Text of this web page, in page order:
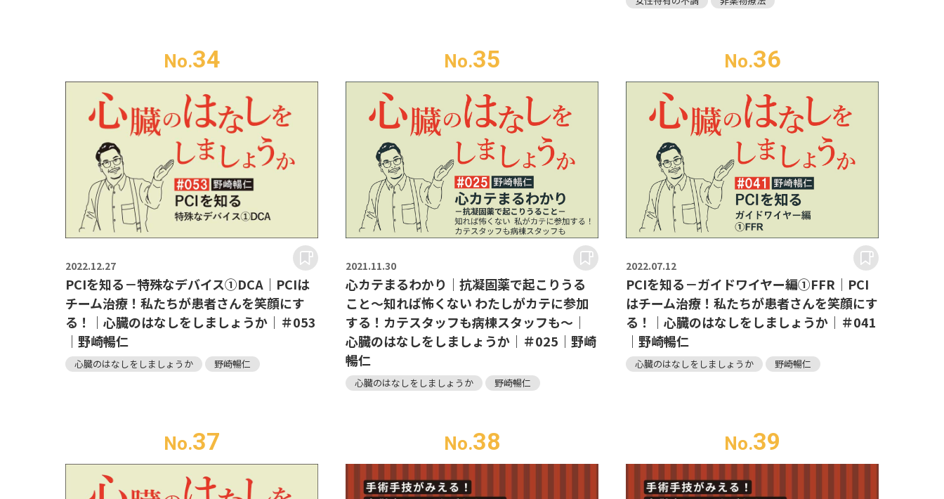
No.34
2022.12.27
PCIを知る－特殊なデバイス①DCA｜PCIは
チーム治療！私たちが患者さんを笑顔にす
る！｜心臓のはなしをしましょうか｜＃053
｜野崎暢仁
心臓のはなしをしましょうか 野崎暢仁
No.35
2021.11.30
心カテまるわかり｜抗凝固薬で起こりうる
こと～知れば怖くない わたしがカテに参加
する！カテスタッフも病棟スタッフも～｜
心臓のはなしをしましょうか｜＃025｜野崎
暢仁
心臓のはなしをしましょうか 野崎暢仁
No.36
2022.07.12
PCIを知る－ガイドワイヤー編①FFR｜PCI
はチーム治療！私たちが患者さんを笑顔にす
る！｜心臓のはなしをしましょうか｜＃041
｜野崎暢仁
心臓のはなしをしましょうか 野崎暢仁
No.37 No.38 No.39